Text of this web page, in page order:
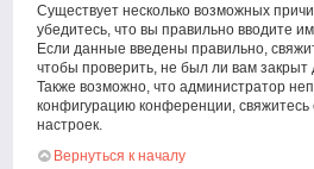
Существует несколько возможных
убедитесь, что вы правильно вводите
Если данные введены правильно,
чтобы проверить, не был ли вам закрыт
Также возможно, что администратор
конфигурацию конференции,
настроек.
Вернуться к началу